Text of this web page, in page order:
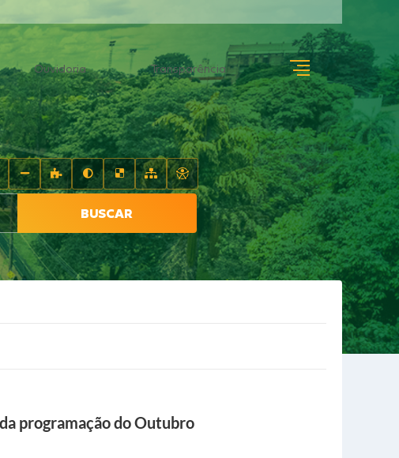
Ouvidoria Transparência
BUSCAR
programação do Outubro